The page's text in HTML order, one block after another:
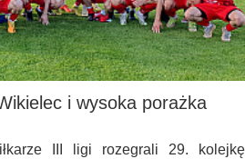
i wysoka porażka
III ligi rozegrali 29. kolejkę